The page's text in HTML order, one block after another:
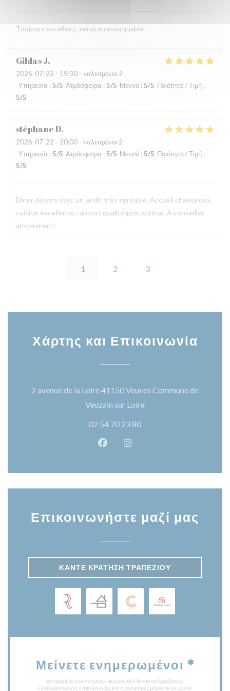
Toujours excellent, service remarquable
GildasJ
2026-07-22 - 19:30 - καλεσμένοι 2
Υπηρεσία : 5/5 Ατμόσφαιρα :5/5 Μενού : 5/5 Ποιότητα / Τιμή :
5/5
stéphaneD
2026-07-22 - 20:00 - καλεσμένοι 2
Υπηρεσία : 5/5 Ατμόσφαιρα : 5/5 Μενού : 5/5 Ποιότητα / Τιμή :
5/5
Dîner dehors avec un jardin très agréable. Accueil chaleureux,
cuisine excellente, rapport qualité/prix optimal. A conseiller
absolument!
1 2 3
Χάρτης και Επικοινωνία
2 avenue de la Loire 41150 Veuves Commune de
Veuzain sur Loire((ανοίγει σε νέο
02 54 70 23 80
Facebook ((ανοίγει σε νέο
Instagram ((ανοίγει σε
Επικοινωνήστε μαζί μας
ΚΆΝΤΕ ΚΡΆΤΗΣΗ ΤΡΑΠΕΖΙΟΎ
Μείνετε ενημερωμένοι *
Εγγραφείτε στο ενημερωτικό μας δελτίο για να λαμβάνετε
εξατομικευμένες επικοινωνίες και προσφορές μάρκετινγκ μέσω